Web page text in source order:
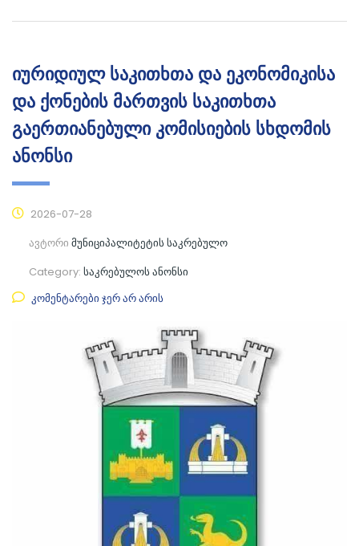
იურიდიულ საკითხთა და ეკონომიკისა
და ქონების მართვის საკითხთა
გაერთიანებული კომისიების სხდომის
ანონსი
2026-07-28
ავტორი მუნიციპალიტეტის საკრებულო
Category: საკრებულოს ანონსი
კომენტარები ჯერ არ არის